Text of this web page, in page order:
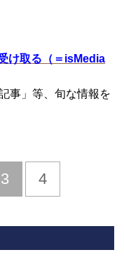
け取る（＝isMedia
事」等、旬な情報を
3 4